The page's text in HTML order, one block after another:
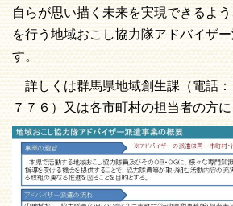
自らが思い描く未来を実現できるよ
を行う地域おこし協力隊アドバイザ
す。
詳しくは群馬県地域創生課（電話：
７７６）又は各市町村の担当者の方